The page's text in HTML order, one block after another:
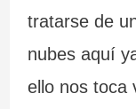
tratarse de
nubes aquí
ello nos toca